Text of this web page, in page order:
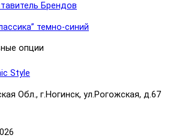
Брендов
темно-синий
опции
Обл., г.Ногинск, ул.Рогожская, д.67